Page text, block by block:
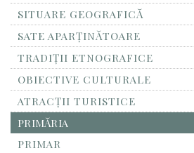
SITUARE GEOGRAFICĂ
SATE APARȚINĂTOARE
TRADIȚII ETNOGRAFICE
OBIECTIVE CULTURALE
ATRACȚII TURISTICE
PRIMĂRIA
PRIMAR